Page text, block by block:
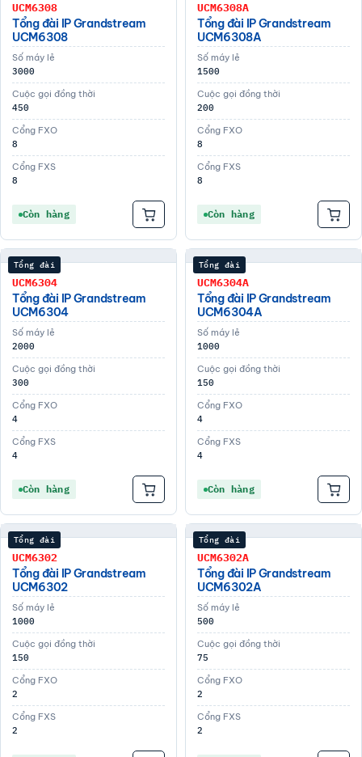
UCM6308
Tổng đài IP Grandstream
UCM6308
Số máy lẻ
3000
Cuộc gọi đồng thời
450
Cổng FXO
8
Cổng FXS
8
Còn hàng
UCM6308A
Tổng đài IP Grandstream
UCM6308A
Số máy lẻ
1500
Cuộc gọi đồng thời
200
Cổng FXO
8
Cổng FXS
8
Còn hàng
Tổng đài
UCM6304
Tổng đài IP Grandstream
UCM6304
Số máy lẻ
2000
Cuộc gọi đồng thời
300
Cổng FXO
4
Cổng FXS
4
Còn hàng
Tổng đài
UCM6304A
Tổng đài IP Grandstream
UCM6304A
Số máy lẻ
1000
Cuộc gọi đồng thời
150
Cổng FXO
4
Cổng FXS
4
Còn hàng
Tổng đài
UCM6302
Tổng đài IP Grandstream
UCM6302
Số máy lẻ
1000
Cuộc gọi đồng thời
150
Cổng FXO
2
Cổng FXS
2
Tổng đài
UCM6302A
Tổng đài IP Grandstream
UCM6302A
Số máy lẻ
500
Cuộc gọi đồng thời
75
Cổng FXO
2
Cổng FXS
2